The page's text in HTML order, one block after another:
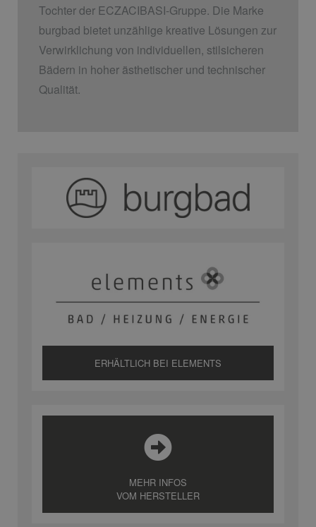
Tochter der ECZACIBASI­-Gruppe. Die Marke
burgbad bietet unzählige kreative Lösungen zur
Verwirklichung von individuellen, stilsicheren
Bädern in hoher ästhetischer und technischer
Qualität.
ERHÄLTLICH BEI ELEMENTS
MEHR INFOS
VOM HERSTELLER